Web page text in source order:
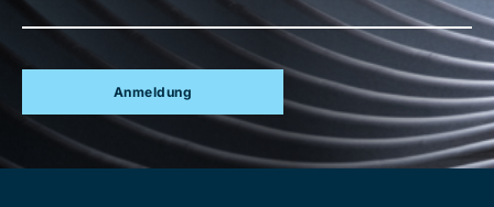
Anmeldung